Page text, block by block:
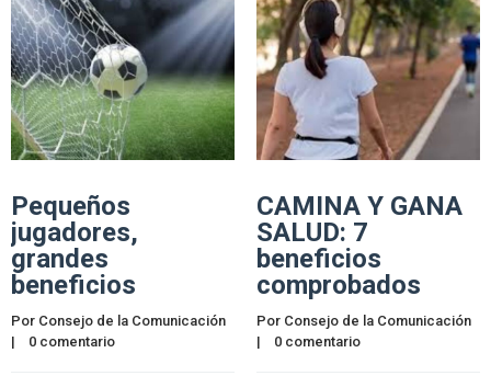
Pequeños
jugadores,
grandes
beneficios
Por Consejo de la Comunicación
| 0 comentario
CAMINA Y GANA
SALUD: 7
beneficios
comprobados
Por Consejo de la Comunicación
| 0 comentario